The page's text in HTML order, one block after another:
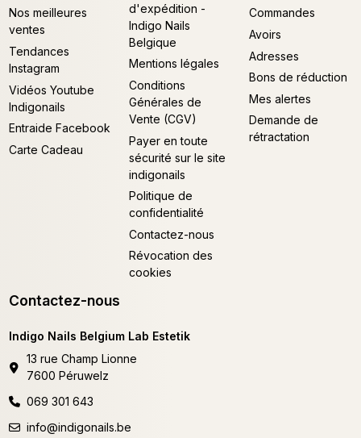
Nos meilleures
ventes
Tendances
Instagram
Vidéos Youtube
Indigonails
Entraide Facebook
Carte Cadeau
d'expédition -
Indigo Nails
Belgique
Mentions légales
Conditions
Générales de
Vente (CGV)
Payer en toute
sécurité sur le site
indigonails
Politique de
confidentialité
Contactez-nous
Révocation des
cookies
Commandes
Avoirs
Adresses
Bons de réduction
Mes alertes
Demande de
rétractation
Contactez-nous
Indigo Nails Belgium Lab Estetik
13 rue Champ Lionne
7600 Péruwelz
069 301 643
info@indigonails.be